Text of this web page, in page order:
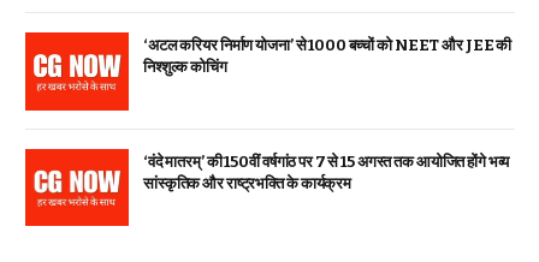
‘अटल करियर निर्माण योजना’ से 1000 बच्चों को NEET और JEE की
निश्शुल्क कोचिंग
‘वंदे मातरम्’ की 150वीं वर्षगांठ पर 7 से 15 अगस्त तक आयोजित होंगे भव्य
सांस्कृतिक और राष्ट्रभक्ति के कार्यक्रम